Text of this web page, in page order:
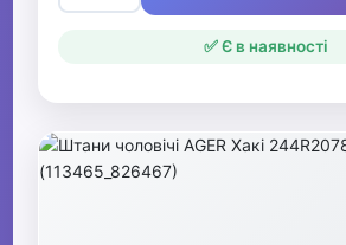
✅ Є в наявності